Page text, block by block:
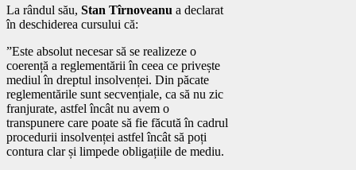
La rândul său, Stan Tîrnoveanu a declarat
în deschiderea cursului că:
”Este absolut necesar să se realizeze o
coerență a reglementării în ceea ce privește
mediul în dreptul insolvenței. Din păcate
reglementările sunt secvențiale, ca să nu zic
franjurate, astfel încât nu avem o
transpunere care poate să fie făcută în cadrul
procedurii insolvenței astfel încât să poți
contura clar și limpede obligațiile de mediu.